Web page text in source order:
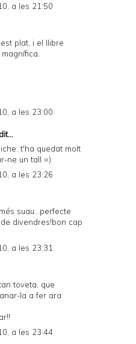
a les 21:50
plat, i el llibre
a les 23:00
t'ha quedat molt
ne un tall =)
a les 23:26
suau...perfecte
divendres!bon cap
a les 23:31
toveta, que
la a fer ara
a les 23:44